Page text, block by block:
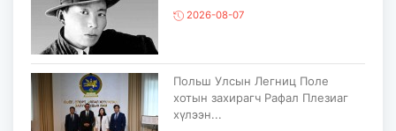
2026-08-07
Польш Улсын Легниц Поле
хотын захирагч Рафал Плезиаг
хүлээн...